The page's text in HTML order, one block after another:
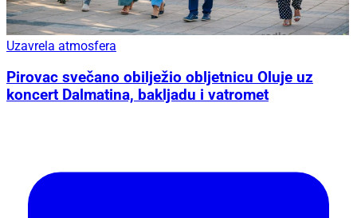
Uzavrela atmosfera
Pirovac svečano obilježio obljetnicu Oluje uz
koncert Dalmatina, bakljadu i vatromet